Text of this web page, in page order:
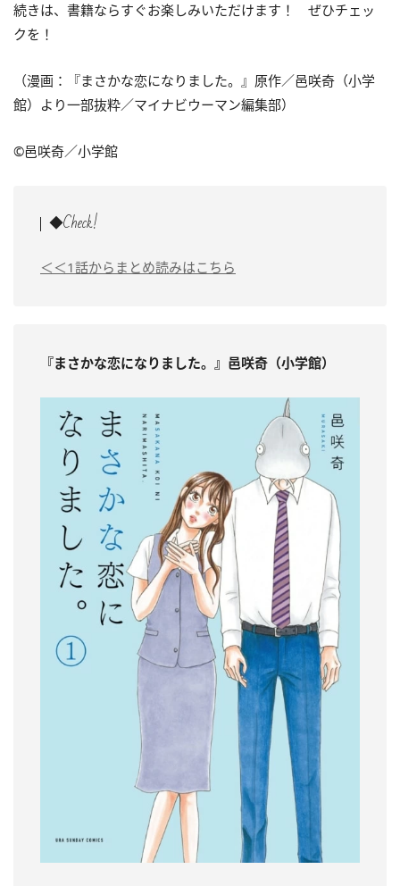
続きは、書籍ならすぐお楽しみいただけます！ ぜひチェッ
クを！
（漫画：『まさかな恋になりました。』原作／邑咲奇（小学
館）より一部抜粋／マイナビウーマン編集部）
©邑咲奇／小学館
◆Check!
＜＜1話からまとめ読みはこちら
『まさかな恋になりました。』邑咲奇（小学館）